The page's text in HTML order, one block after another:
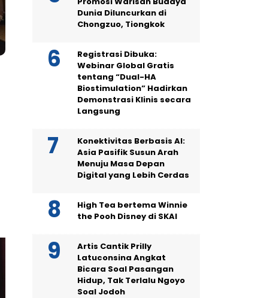
Dunia Diluncurkan di
Chongzuo, Tiongkok
Registrasi Dibuka:
Webinar Global Gratis
tentang “Dual-HA
Biostimulation” Hadirkan
Demonstrasi Klinis secara
Langsung
Konektivitas Berbasis AI:
Asia Pasifik Susun Arah
Menuju Masa Depan
Digital yang Lebih Cerdas
High Tea bertema Winnie
the Pooh Disney di SKAI
Artis Cantik Prilly
Latuconsina Angkat
Bicara Soal Pasangan
Hidup, Tak Terlalu Ngoyo
Soal Jodoh